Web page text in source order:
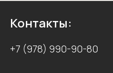
Контакты:
+7 (978) 990-90-80